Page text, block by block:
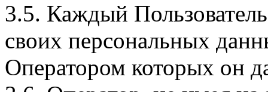
3.5. Каждый
своих персональных
Оператором которых он